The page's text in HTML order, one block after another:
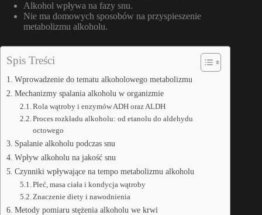
Alkohol wpływa na fazy snu.
Nie ma domowych sposobów na przyspieszenie
metabolizmu alkoholu.
Spis Treści
Wprowadzenie do tematu alkoholowego metabolizmu
Mechanizmy spalania alkoholu w organizmie
Rola wątroby i enzymów ADH oraz ALDH
Proces rozkładu alkoholu: od etanolu do aldehydu
octowego
Spalanie alkoholu podczas snu
Wpływ alkoholu na jakość snu
Czynniki wpływające na tempo metabolizmu alkoholu
Płeć, masa ciała i kondycja wątroby
Znaczenie diety i nawodnienia
Metody pomiaru stężenia alkoholu we krwi